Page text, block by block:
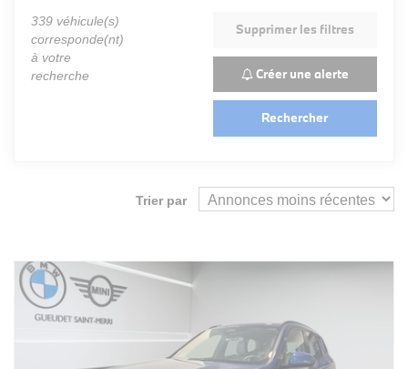
339 véhicule(s)
corresponde(nt)
à votre
recherche
Supprimer les filtres
Créer une alerte
Rechercher
Trier par